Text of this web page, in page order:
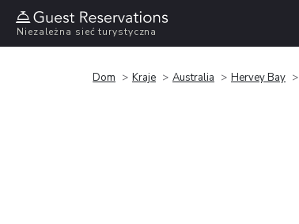
Niezależna sieć turystyczna
Dom Kraje Australia Hervey Bay